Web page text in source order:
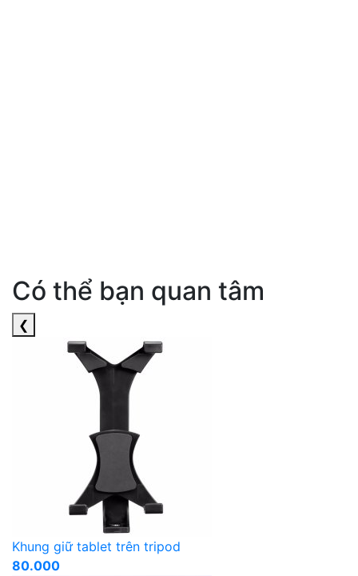
Có thể bạn quan tâm
❮
Khung giữ tablet trên tripod
80.000